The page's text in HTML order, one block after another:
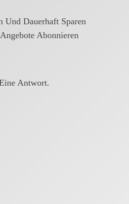
Und Dauerhaft Sparen
Abonnieren
Antwort.